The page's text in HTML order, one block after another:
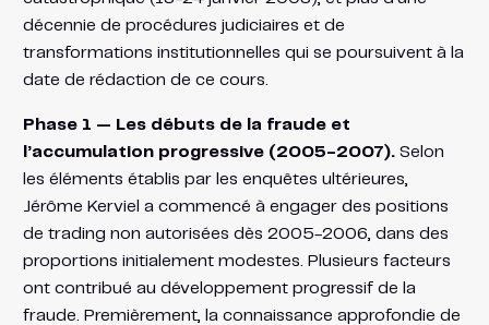
décennie de procédures judiciaires et de
transformations institutionnelles qui se poursuivent à la
date de rédaction de ce cours.
Phase 1 — Les débuts de la fraude et
l’accumulation progressive (2005-2007).Selon
les éléments établis par les enquêtes ultérieures,
Jérôme Kerviel a commencé à engager des positions
de trading non autorisées dès 2005-2006, dans des
proportions initialement modestes. Plusieurs facteurs
ont contribué au développement progressif de la
fraude. Premièrement, la connaissance approfondie de